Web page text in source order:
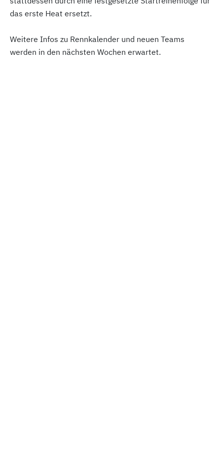
das erste Heat ersetzt.
Weitere Infos zu Rennkalender und neuen Teams
werden in den nächsten Wochen erwartet.